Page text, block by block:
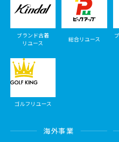
ブランド古着
リユース
総合リユース
ゴルフリユース
海外事業